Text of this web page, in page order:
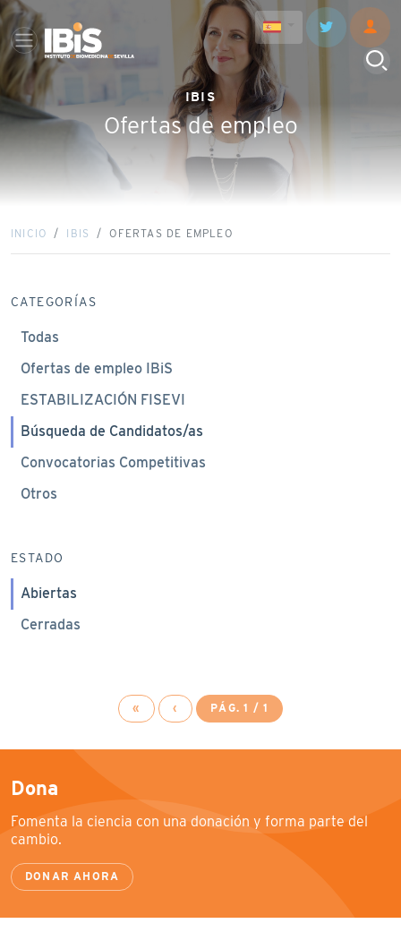
IBIS
Ofertas de empleo
INICIO IBIS OFERTAS DE EMPLEO
CATEGORÍAS
Todas
Ofertas de empleo IBiS
ESTABILIZACIÓN FISEVI
Búsqueda de Candidatos/as
Convocatorias Competitivas
Otros
ESTADO
Abiertas
Cerradas
« ‹ PÁG. 1 / 1
Dona
Fomenta la ciencia con una donación y forma parte del
cambio.
DONAR AHORA